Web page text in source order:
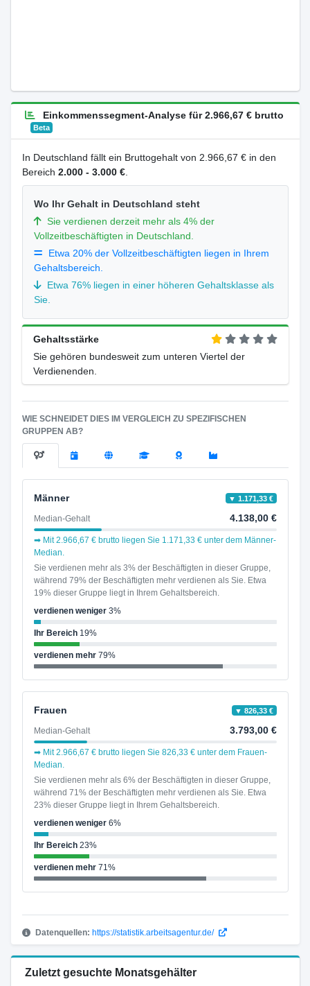
Einkommenssegment-Analyse für 2.966,67 € brutto
Beta
In Deutschland fällt ein Bruttogehalt von 2.966,67 € in den
Bereich 2.000 - 3.000 €.
Wo Ihr Gehalt in Deutschland steht
Sie verdienen derzeit mehr als 4% der
Vollzeitbeschäftigten in Deutschland.
Etwa 20% der Vollzeitbeschäftigten liegen in Ihrem
Gehaltsbereich.
Etwa 76% liegen in einer höheren Gehaltsklasse als
Sie.
Gehaltsstärke
Sie gehören bundesweit zum unteren Viertel der
Verdienenden.
WIE SCHNEIDET DIES IM VERGLEICH ZU SPEZIFISCHEN
GRUPPEN AB?
Männer ▼ 1.171,33 €
Median-Gehalt 4.138,00 €
➡ Mit 2.966,67 € brutto liegen Sie 1.171,33 € unter dem Männer-
Median.
Sie verdienen mehr als 3% der Beschäftigten in dieser Gruppe,
während 79% der Beschäftigten mehr verdienen als Sie. Etwa
19% dieser Gruppe liegt in Ihrem Gehaltsbereich.
verdienen weniger3%
Ihr Bereich19%
verdienen mehr79%
Frauen ▼ 826,33 €
Median-Gehalt 3.793,00 €
➡ Mit 2.966,67 € brutto liegen Sie 826,33 € unter dem Frauen-
Median.
Sie verdienen mehr als 6% der Beschäftigten in dieser Gruppe,
während 71% der Beschäftigten mehr verdienen als Sie. Etwa
23% dieser Gruppe liegt in Ihrem Gehaltsbereich.
verdienen weniger6%
Ihr Bereich23%
verdienen mehr71%
Datenquellen: https://statistik.arbeitsagentur.de/
Zuletzt gesuchte Monatsgehälter